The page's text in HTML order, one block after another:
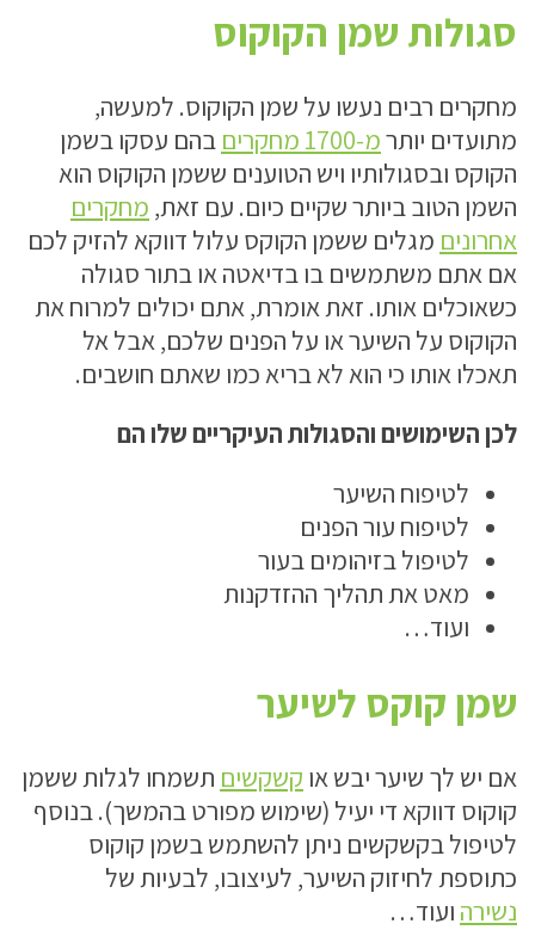
סגולות שמן הקוקוס
מחקרים רבים נעשו על שמן הקוקוס. למעשה,
מתועדים יותרמ-1700 מחקרים
בהם עסקו בשמן
הקוקס ובסגולותיו ויש הטוענים ששמן הקוקוס הוא
השמן הטוב ביותר שקיים כיום. עם זאת, מחקרים
אחרונים מגלים ששמן הקוקס עלול דווקא להזיק לכם
אם אתם משתמשים בו בדיאטה או בתור סגולה
כשאוכלים אותו. זאת אומרת, אתם יכולים למרוח את
הקוקוס על השיער או על הפנים שלכם, אבל אל
תאכלו אותו כי הוא לא בריא כמו שאתם חושבים.
לכן השימושים והסגולות העיקריים שלו הם
לטיפוח השיער
לטיפוח עור הפנים
לטיפול בזיהומים בעור
מאט את תהליך ההזדקנות
ועוד…
שמן קוקס לשיער
אם יש לך שיער יבש או קשקשים תשמחו לגלות ששמן
קוקוס דווקא די יעיל (שימוש מפורט בהמשך). בנוסף
לטיפול בקשקשים ניתן להשתמש בשמן קוקוס
כתוספת לחיזוק השיער, לעיצובו, לבעיות של
נשירה ועוד…